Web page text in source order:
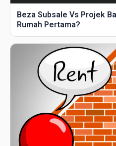
Beza Subsale Vs Projek
Rumah Pertama?